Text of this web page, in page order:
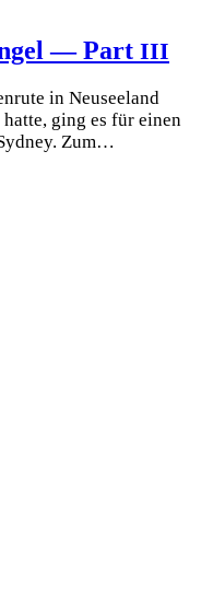
— Part III
in Neuseeland
ging es für einen
Zum…